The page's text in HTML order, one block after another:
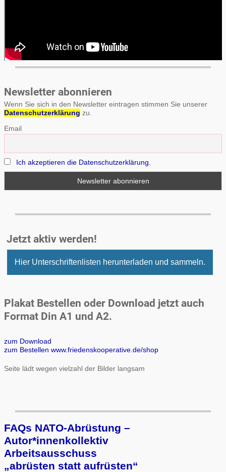
Newsletter abonnieren
Wenn Sie sich in den Newsletter eintragen stimmen Sie unserer
Datenschutzerklärung zu.
Email
Ich akzeptieren die Datenschutzerklärung.
Jetzt aktiv werden!
Hier Unterschriftenlisten herunterladen und sammeln.
Plakat Bestellen oder Download jetzt auch
Format Din A1 und A2.
zum Download
zum Bestellen www.friedenskooperative.de/shop
Seite lädt wegen vielzahl der Bilder langsam
FAQs NATO-Abrüstung –
Autor*innenkollektiv
Arbeits­aus­schuss
„ab­rüs­ten statt auf­rüs­ten“